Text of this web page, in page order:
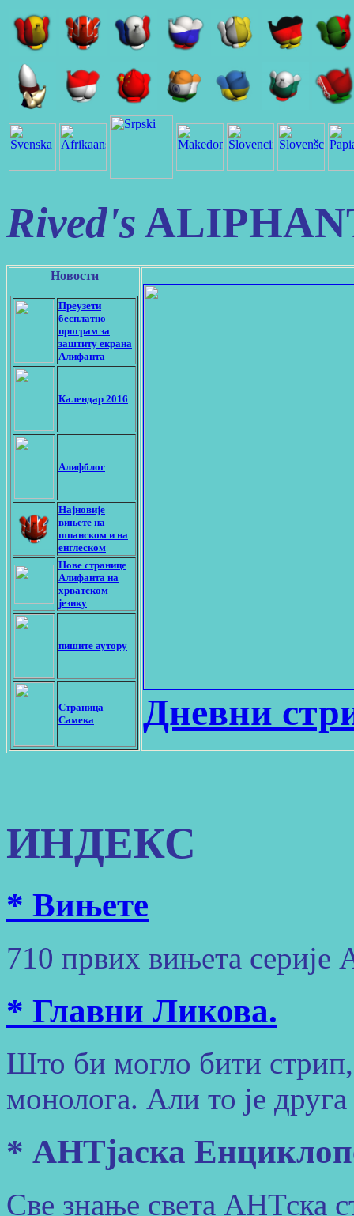
Rived's
Новости
Преузети
бесплатно
програм за
заштиту екрана
Алифанта
Календар 2016
Алифблог
Најновије
вињете на
шпанском и на
енглеском
Нове странице
Алифанта на
хрватском
језику
пишите аутору
Страница
Самекa
Дневни
ИНДЕКС
* Вињете
710 првих вињета серије
* Главни Ликова.
Што би могло бити стрип,
монолога. Али то је
* АНТјаска
Све знање света АНТска